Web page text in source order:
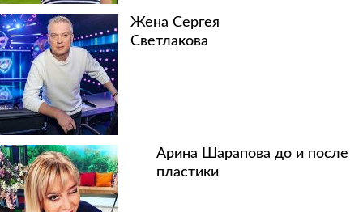
Жена Сергея
Светлакова
Арина Шарапова до и после
пластики